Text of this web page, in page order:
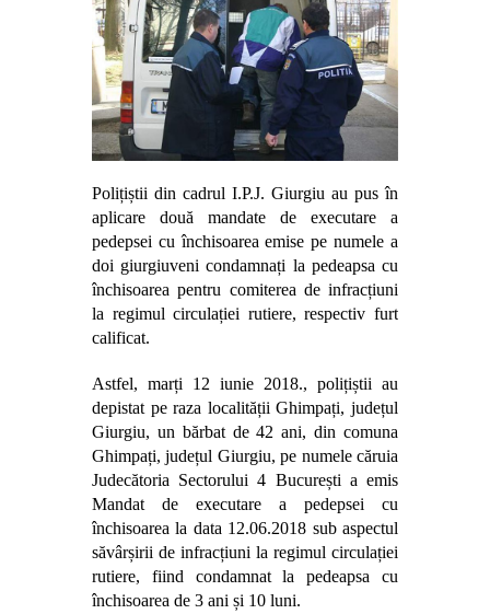
Polițiștii din cadrul I.P.J. Giurgiu au pus în
aplicare două mandate de executare a
pedepsei cu închisoarea emise pe numele a
doi giurgiuveni condamnați la pedeapsa cu
închisoarea pentru comiterea de infracțiuni
la regimul circulației rutiere, respectiv furt
calificat.
Astfel, marți 12 iunie 2018., polițiștii au
depistat pe raza localității Ghimpați, județul
Giurgiu, un bărbat de 42 ani, din comuna
Ghimpați, județul Giurgiu, pe numele căruia
Judecătoria Sectorului 4 București a emis
Mandat de executare a pedepsei cu
închisoarea la data 12.06.2018 sub aspectul
săvârșirii de infracțiuni la regimul circulației
rutiere, fiind condamnat la pedeapsa cu
închisoarea de 3 ani și 10 luni.